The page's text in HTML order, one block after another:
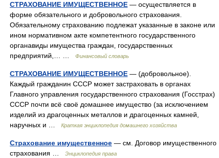
СТРАХОВАНИЕ ИМУЩЕСТВЕННОЕ — осуществляется в
форме обязательного и добровольного страхования.
Обязательному страхованию подлежат указанные в законе или
ином нормативном акте компетентного государственного
органавиды имущества граждан, государственных
предприятий,… …
Финансовый словарь
СТРАХОВАНИЕ ИМУЩЕСТВЕННОЕ — (добровольное).
Каждый гражданин СССР может застраховать в органах
Главного управления государственного страхования (Госстрах)
СССР почти всё своё домашнее имущество (за исключением
изделий из драгоценных металлов и драгоценных камней,
наручных и …
Краткая энциклопедия домашнего хозяйства
Страхование имущественное — см. Договор имущественного
страхования …
Энциклопедия права